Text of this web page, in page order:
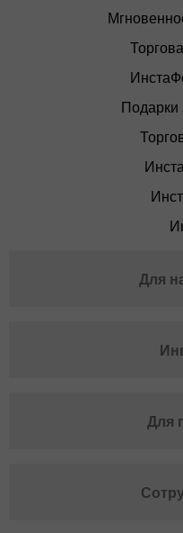
Подарки
Для
Для